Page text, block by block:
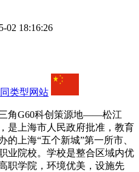
02 18:16:26
同类型网站
角G60科创策源地——松江
是上海市人民政府批准，教育
上海“五个新城”第一所市、
业院校。学校是整合区域内优
职学院，环境优美，设施先